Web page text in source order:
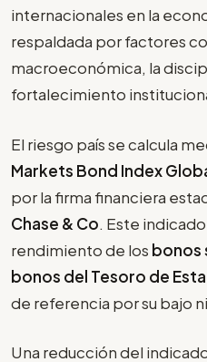
internacionales en la
respaldada por factores
macroeconómica, la
fortalecimiento
El riesgo país se calcula
Markets Bond Index
por la firma financiera
Chase & Co. Este
rendimiento de los bonos
bonos del Tesoro de
de referencia por su bajo
Una reducción del